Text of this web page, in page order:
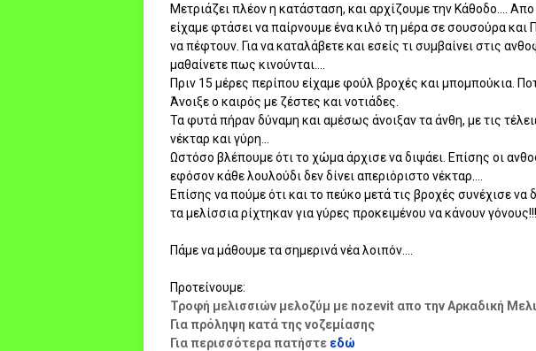
Μετριάζει πλέον η κατάσταση, και αρχίζουμε την Κάθοδο.... Απο
είχαμε φτάσει να παίρνουμε ένα κιλό τη μέρα σε σουσούρα και
να πέφτουν. Για να καταλάβετε και εσείς τι συμβαίνει στις
μαθαίνετε πως κινούνται....
Πριν 15 μέρες περίπου είχαμε φούλ βροχές και μπομπούκια.
Άνοιξε ο καιρός με ζέστες και νοτιάδες.
Τα φυτά πήραν δύναμη και αμέσως άνοιξαν τα άνθη, με τις
νέκταρ και γύρη...
Ωστόσο βλέπουμε ότι το χώμα άρχισε να διψάει. Επίσης οι
εφόσον κάθε λουλούδι δεν δίνει απεριόριστο νέκταρ....
Επίσης να πούμε ότι και το πεύκο μετά τις βροχές συνέχισε να
τα μελίσσια ρίχτηκαν για γύρες προκειμένου να κάνουν γόνους!!!
Πάμε να μάθουμε τα σημερινά νέα λοιπόν....
Προτείνουμε:
Τροφή μελισσιών μελοζύμ με nozevit απο την Αρκαδική
Για πρόληψη κατά της νοζεμίασης
Για περισσότερα πατήστε εδώ